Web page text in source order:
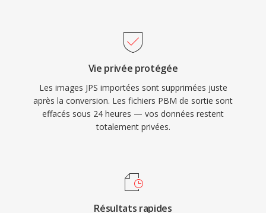
Vie privée protégée
Les images JPS importées sont supprimées juste
après la conversion. Les fichiers PBM de sortie sont
effacés sous 24 heures — vos données restent
totalement privées.
Résultats rapides